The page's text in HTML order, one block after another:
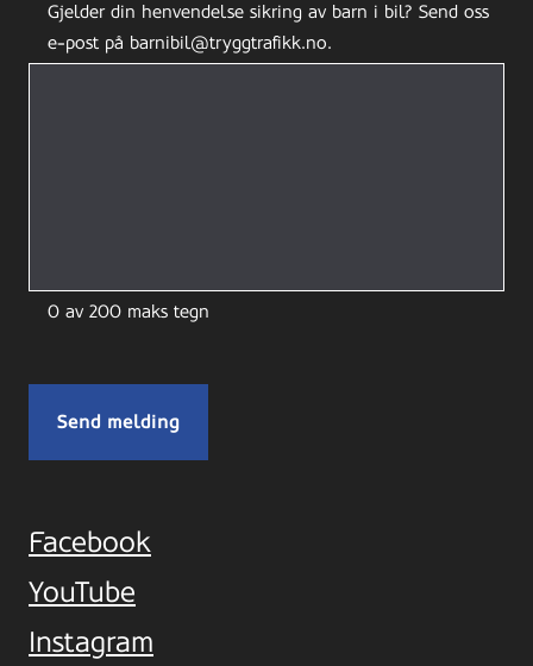
Gjelder din henvendelse sikring av barn i bil? Send oss
e-post på barnibil@tryggtrafikk.no.
0 av 200 maks tegn
Facebook
YouTube
Instagram